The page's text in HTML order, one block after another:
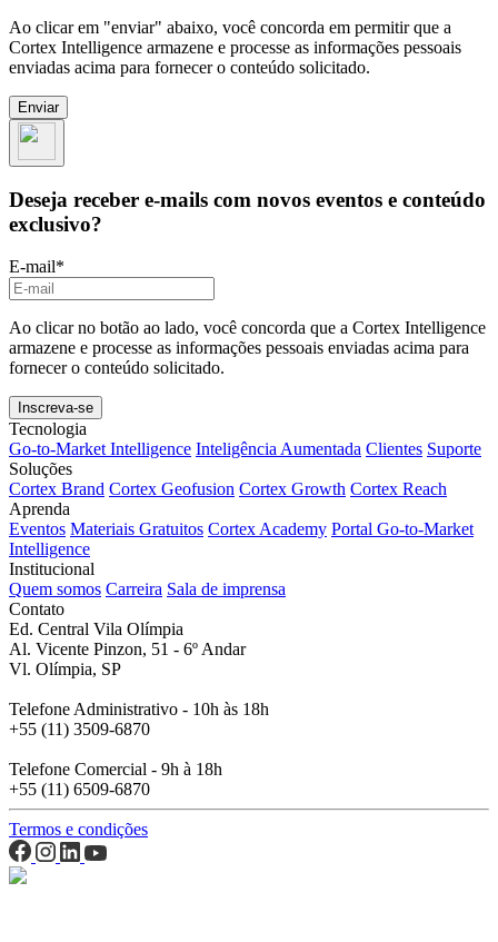
Ao clicar em "enviar" abaixo, você concorda em permitir que a
Cortex Intelligence armazene e processe as informações pessoais
enviadas acima para fornecer o conteúdo solicitado.
Deseja receber e-mails com novos eventos e conteúdo
exclusivo?
E-mail*
Ao clicar no botão ao lado, você concorda que a Cortex Intelligence
armazene e processe as informações pessoais enviadas acima para
fornecer o conteúdo solicitado.
Tecnologia
Go-to-Market Intelligence Inteligência Aumentada Clientes Suporte
Soluções
Cortex Brand Cortex Geofusion Cortex Growth Cortex Reach
Aprenda
Eventos Materiais Gratuitos Cortex Academy Portal Go-to-Market
Intelligence
Institucional
Quem somos Carreira Sala de imprensa
Contato
Ed. Central Vila Olímpia
Al. Vicente Pinzon, 51 - 6º Andar
Vl. Olímpia, SP
Telefone Administrativo - 10h às 18h
+55 (11) 3509-6870
Telefone Comercial - 9h à 18h
+55 (11) 6509-6870
Termos e condições